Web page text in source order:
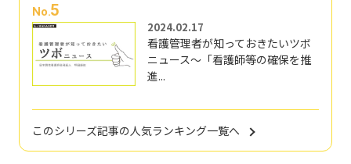
No.5
2024.02.17
看護管理者が知っておきたいツボ
ニュース～「看護師等の確保を推
進...
このシリーズ記事の人気ランキング一覧へ